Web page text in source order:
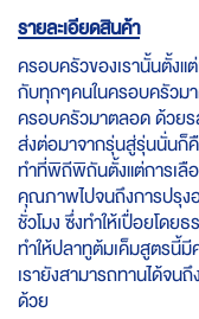
รายละเอียดสินค้า
ครอบครัวของเรานั้นตั้งแ
กับทุกๆคนในครอบครัวม
ครอบครัวมาตลอด ด้วยร
ส่งต่อมาจากรุ่นสู่รุ่นนั่นก็
ทำที่พิถีพิถันตั้งแต่การเลื
คุณภาพไปจนถึงการปรุง
ชั่วโมง ซึ่งทำให้เปื่อยโดย
ทำให้ปลาทูต้มเค็มสูตรนี้มี
เรายังสามารถทานได้จน
ด้วย